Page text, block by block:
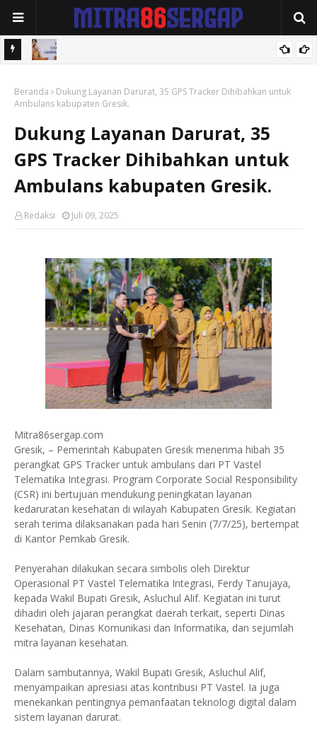
.
Dorong Perkuat Sistem JKN.
Beranda
Dukung Layanan Darurat, 35 GPS Tracker Dihibahkan untuk
Ambulans kabupaten Gresik.
Dukung Layanan Darurat, 35
GPS Tracker Dihibahkan untuk
Ambulans kabupaten Gresik.
Redaksi Juli 09, 2025
Mitra86sergap.com
Gresik, – Pemerintah Kabupaten Gresik menerima hibah 35
perangkat GPS Tracker untuk ambulans dari PT Vastel
Telematika Integrasi. Program Corporate Social Responsibility
(CSR) ini bertujuan mendukung peningkatan layanan
kedaruratan kesehatan di wilayah Kabupaten Gresik. Kegiatan
serah terima dilaksanakan pada hari Senin (7/7/25), bertempat
di Kantor Pemkab Gresik.
Penyerahan dilakukan secara simbolis oleh Direktur
Operasional PT Vastel Telematika Integrasi, Ferdy Tanujaya,
kepada Wakil Bupati Gresik, Asluchul Alif. Kegiatan ini turut
dihadiri oleh jajaran perangkat daerah terkait, seperti Dinas
Kesehatan, Dinas Komunikasi dan Informatika, dan sejumlah
mitra layanan kesehatan.
Dalam sambutannya, Wakil Bupati Gresik, Asluchul Alif,
menyampaikan apresiasi atas kontribusi PT Vastel. Ia juga
menekankan pentingnya pemanfaatan teknologi digital dalam
sistem layanan darurat.